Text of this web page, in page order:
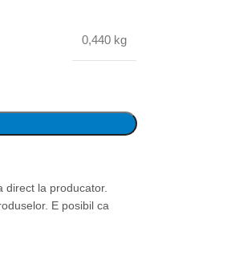
0,440 kg
direct la producator.
E posibil ca